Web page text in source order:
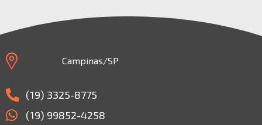
Campinas/SP
(19) 3325-8775
(19) 99852-4258